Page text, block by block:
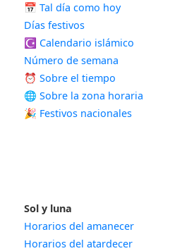
📅 Tal día como hoy
Días festivos
☪️ Calendario islámico
Número de semana
⏰ Sobre el tiempo
🌐 Sobre la zona horaria
🎉 Festivos nacionales
Sol y luna
Horarios del amanecer
Horarios del atardecer